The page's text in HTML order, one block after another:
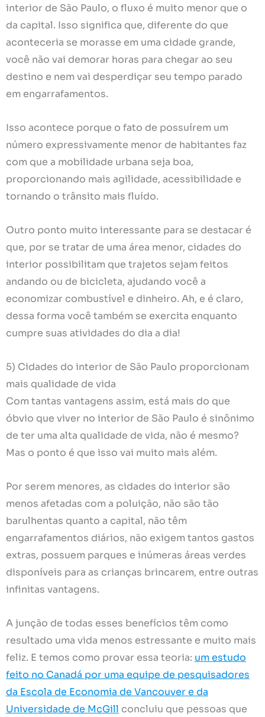
interior de São Paulo, o fluxo é muito menor que o
da capital. Isso significa que, diferente do que
aconteceria se morasse em uma cidade grande,
você não vai demorar horas para chegar ao seu
destino e nem vai desperdiçar seu tempo parado
em engarrafamentos.
Isso acontece porque o fato de possuírem um
número expressivamente menor de habitantes faz
com que a mobilidade urbana seja boa,
proporcionando mais agilidade, acessibilidade e
tornando o trânsito mais fluído.
Outro ponto muito interessante para se destacar é
que, por se tratar de uma área menor, cidades do
interior possibilitam que trajetos sejam feitos
andando ou de bicicleta, ajudando você a
economizar combustível e dinheiro. Ah, e é claro,
dessa forma você também se exercita enquanto
cumpre suas atividades do dia a dia!
5) Cidades do interior de São Paulo proporcionam
mais qualidade de vida
Com tantas vantagens assim, está mais do que
óbvio que viver no interior de São Paulo é sinônimo
de ter uma alta qualidade de vida, não é mesmo?
Mas o ponto é que isso vai muito mais além.
Por serem menores, as cidades do interior são
menos afetadas com a poluição, não são tão
barulhentas quanto a capital, não têm
engarrafamentos diários, não exigem tantos gastos
extras, possuem parques e inúmeras áreas verdes
disponíveis para as crianças brincarem, entre outras
infinitas vantagens.
A junção de todas esses benefícios têm como
resultado uma vida menos estressante e muito mais
feliz. E temos como provar essa teoria: um estudo
feito no Canadá por uma equipe de pesquisadores
da Escola de Economia de Vancouver e da
Universidade de McGill concluiu que pessoas que